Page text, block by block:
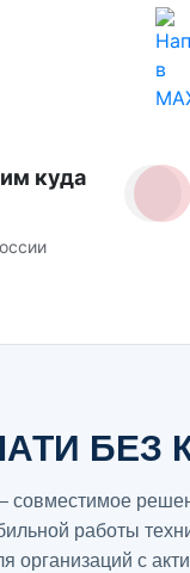
куда
БЕЗ
совместимое
работы
организаций с